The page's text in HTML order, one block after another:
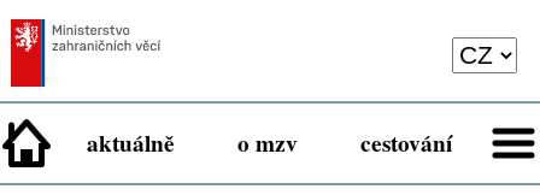
aktuálně o mzv cestování